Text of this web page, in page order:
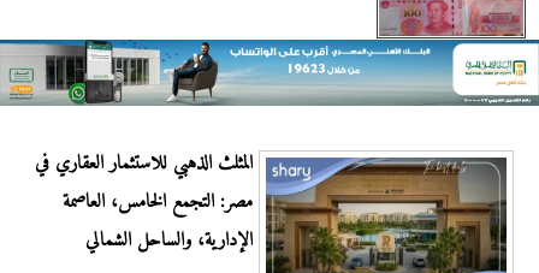
المثلث الذهبي للاستثمار العقاري في
مصر: التجمع الخامس، العاصمة
الإدارية، والساحل الشمالي